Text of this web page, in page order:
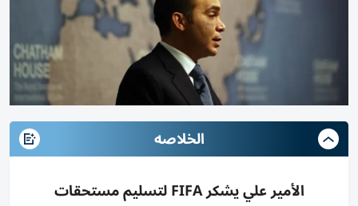
الخلاصه
الأمير علي يشكر FIFA لتسليم مستحقات